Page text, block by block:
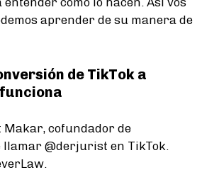
aprender de su manera de
de TikTok a
Makar, cofundador de
llamar @derjurist en TikTok.